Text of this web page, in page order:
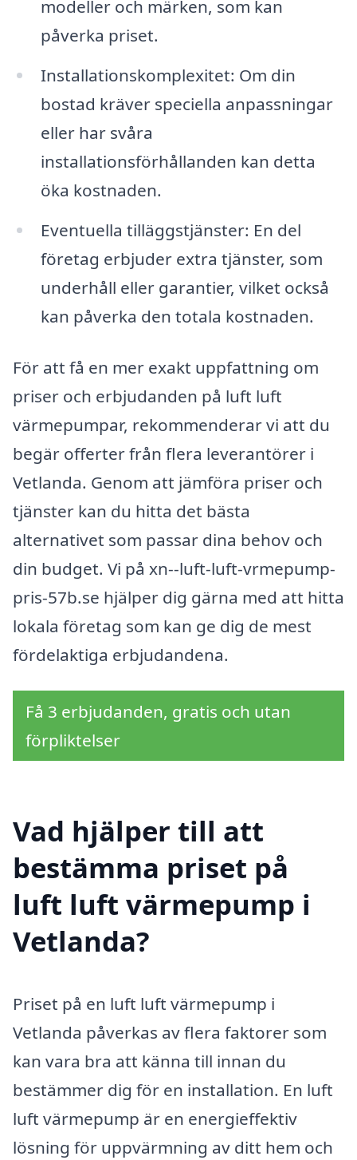
modeller och märken, som kan
påverka priset.
Installationskomplexitet: Om din
bostad kräver speciella anpassningar
eller har svåra
installationsförhållanden kan detta
öka kostnaden.
Eventuella tilläggstjänster: En del
företag erbjuder extra tjänster, som
underhåll eller garantier, vilket också
kan påverka den totala kostnaden.
För att få en mer exakt uppfattning om
priser och erbjudanden på luft luft
värmepumpar, rekommenderar vi att du
begär offerter från flera leverantörer i
Vetlanda. Genom att jämföra priser och
tjänster kan du hitta det bästa
alternativet som passar dina behov och
din budget. Vi på xn--luft-luft-vrmepump-
pris-57b.se hjälper dig gärna med att hitta
lokala företag som kan ge dig de mest
fördelaktiga erbjudandena.
Få 3 erbjudanden, gratis och utan
förpliktelser
Vad hjälper till att
bestämma priset på
luft luft värmepump i
Vetlanda?
Priset på en luft luft värmepump i
Vetlanda påverkas av flera faktorer som
kan vara bra att känna till innan du
bestämmer dig för en installation. En luft
luft värmepump är en energieffektiv
lösning för uppvärmning av ditt hem och